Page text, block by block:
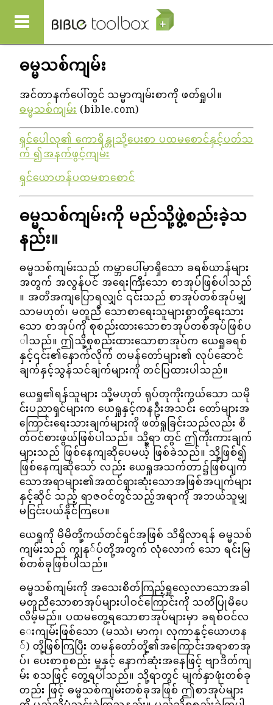
ဓမ္မသစ်ကျမ်း
အင်တာနက်ပေါ်တွင် သမ္မာကျမ်းစာကို ဖတ်ရှုပါ။
ဓမ္မသစ်ကျမ်း(bible.com)
ရှင်ပေါလု၏ ကောရိန္တုသို့ပေးစာ ပထမစောင်နှင့်ပတ်သ
က် ၍အနက်ဖွင့်ကျမ်း
ရှင်ယောဟန်ပထမစာစောင်
ဓမ္မသစ်ကျမ်းကို မည်သို့ဖွဲ့စည်းခဲ့သ
နည်း။
ဓမ္မသစ်ကျမ်းသည် ကမ္ဘာပေါ်မှာရှိသော ခရစ်ယာန်များ
အတွက် အလွန်ပင် အရေးကြီးသော စာအုပ်ဖြစ်ပါသည်
။ အတိအကျပြောရလျှင် ၎င်းသည် စာအုပ်တစ်အုပ်မျှ
သာမဟုတ်၊ မတူညီ သောစာရေးသူများစွာတို့ရေးသား
သော စာအုပ်ကို စုစည်းထားသောစာအုပ်တစ်အုပ်ဖြစ်ပ
ါသည်။ ဤသို့စုစည်းထားသောစာအုပ်က ယေရှုခရစ်
နှင့်၎င်း၏နောက်လိုက် တမန်တော်များ၏ လုပ်ဆောင်
ချက်နှင့်သွန်သင်ချက်များကို တင်ပြထားပါသည်။
ယေရှု၏ရန်သူများ သို့မဟုတ် ရုပ်တုကိုးကွယ်သော သမို
င်းပညာရှင်များက ယေရှုနှင့်ကနဦးအသင်း တော်များအ
ကြောင်းရေးသားချက်များကို ဖတ်ရှုခြင်းသည်လည်း စိ
တ်ဝင်စားဖွယ်ဖြစ်ပါသည်။ သို့ရာ တွင် ဤကိုးကားချက်
များသည် ဖြစ်နေကျဆိုပေမယ့် ဖြစ်ခဲသည်။ သို့ဖြစ်၍
ဖြစ်နေကျဆိုသော် လည်း ယေရှုအသက်တာ၌ဖြစ်ပျက်
သောအရာများ၏အထင်ရှားဆုံးသောအဖြစ်အပျက်များ
နှင့်ဆိုင် သည့် ရာဇဝင်တွင်သည့်အရာကို အဘယ်သူမျှ
မငြင်းပယ်နိုင်ကြပေ။
ယေရှုကို မိမိတို့ကယ်တင်ရှင်အဖြစ် သိရှိလာရန် ဓမ္မသစ်
ကျမ်းသည် ကျွနု်ပ်တို့အတွက် လုံလောက် သော ရင်းမြ
စ်တစ်ခုဖြစ်ပါသည်။
ဓမ္မသစ်ကျမ်းကို အသေးစိတ်ကြည့်ရှုလေ့လာသောအခါ
မတူညီသောစာအုပ်များပါဝင်ကြောင်းကို သတိပြုမိပေ
လိမ့်မည်။ ပထမတွေ့ရသောစာအုပ်များမှာ ခရစ်ဝင်လ
ေးကျမ်းဖြစ်သော (မဿဲ၊ မာကု၊ လုကာနှင့်ယောဟန
်) တို့ဖြစ်ကြပြီး တမန်တော်တို့၏အကြောင်းအရာစာအု
ပ်၊ ပေးစာစုစည်း မှုနှင့် နောက်ဆုံးအနေဖြင့် ဗျာဒိတ်ကျ
မ်း စသဖြင့် တွေ့ရပါသည်။ သို့ရာတွင် မျက်နှာဖုံးတစ်ခု
တည်း ဖြင့် ဓမ္မသစ်ကျမ်းတစ်ခုအဖြစ် ဤစာအုပ်များ